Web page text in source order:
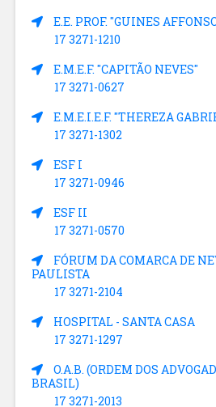
E.E. PROF. "GUINES
17 3271-1210
E.M.E.F. "CAPITÃO NEVES"
17 3271-0627
E.M.E.I.E.F. "THEREZA
17 3271-1302
ESF I
17 3271-0946
ESF II
17 3271-0570
FÓRUM DA COMARCA DE
PAULISTA
17 3271-2104
HOSPITAL - SANTA CASA
17 3271-1297
O.A.B. (ORDEM DOS
BRASIL)
17 3271-2013